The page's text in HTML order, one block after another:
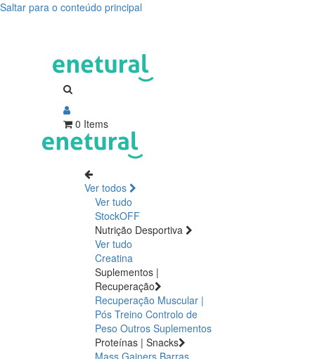
Saltar para o conteúdo principal
0 Items
Ver todos
Ver tudo
StockOFF
Nutrição Desportiva
Ver tudo
Creatina
Suplementos |
Recuperação
Recuperação Muscular |
Pós Treino Controlo de
Peso Outros Suplementos
Proteínas | Snacks
Mass Gainers Barras